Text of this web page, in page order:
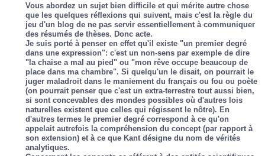
Vous abordez un sujet bien difficile et qui mérite autre chose
que les quelques réflexions qui suivent, mais c'est la règle du
jeu d'un blog de ne pas servir essentiellement à communiquer
des résumés de thèses. Donc acte.
Je suis porté à penser en effet qu'il existe "un premier degré
dans une expression": c'est un non-sens par exemple de dire
"la chaise a mal au pied" ou "mon rêve occupe beaucoup de
place dans ma chambre". Si quelqu'un le disait, on pourrait le
juger maladroit dans le maniement du français ou fou ou poète
(on pourrait penser que c'est un extra-terrestre tout aussi bien,
si sont concevables des mondes possibles où d'autres lois
naturelles existent que celles qui régissent le nôtre). En
d'autres termes le premier degré correspond à ce qu'on
appelait autrefois la compréhension du concept (par rapport à
son extension) et à ce que Kant désigne du nom de vérités
analytiques.